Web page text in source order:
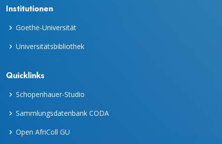
Institutionen
Goethe-Universität
Universitätsbibliothek
Quicklinks
Schopenhauer-Studio
Sammlungsdatenbank CODA
Open AfriColl GU